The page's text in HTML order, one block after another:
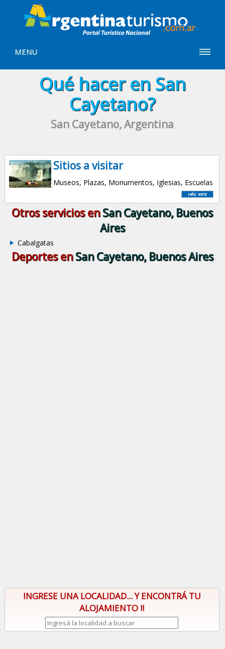
MENU
Qué hacer en San
Cayetano?
San Cayetano, Argentina
Sitios a visitar
Museos, Plazas, Monumentos, Iglesias, Escuelas
Otros servicios enSan Cayetano, Buenos
Aires
Cabalgatas
Deportes enSan Cayetano, Buenos Aires
INGRESE UNA LOCALIDAD... Y ENCONTRÁ TU
ALOJAMIENTO !!